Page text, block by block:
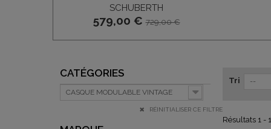
SCHUBERTH
579,00 €729,00 €
CATÉGORIES
CASQUE MODULABLE VINTAGE
RÉINITIALISER CE FILTRE
Tri --
Résultats 1 -